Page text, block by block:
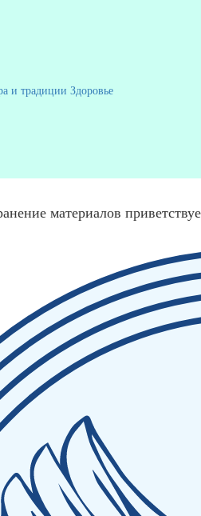
и традиции Здоровье
материалов